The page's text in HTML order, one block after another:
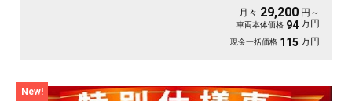
月々 29,200 円～
車両本体価格 94 万円
現金一括価格 115 万円
New!